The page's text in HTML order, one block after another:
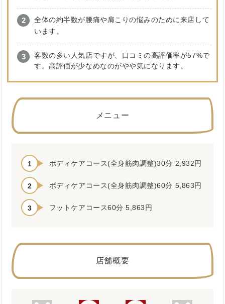
全体の約半数が腰痛や肩こりの悩みのために来店して
います。
客数の多い人気店ですが、口コミの高評価率が57%で
す。高評価が少なめなのがやや気になります。
メニュー
ボディケアコース(全身筋肉調整)30分 2,932円
ボディケアコース(全身筋肉調整)60分 5,863円
フットケアコース60分 5,863円
店舗概要